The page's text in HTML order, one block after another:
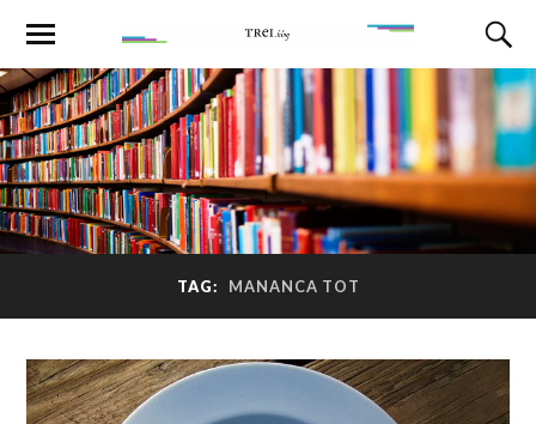
TAG: MANANCA TOT